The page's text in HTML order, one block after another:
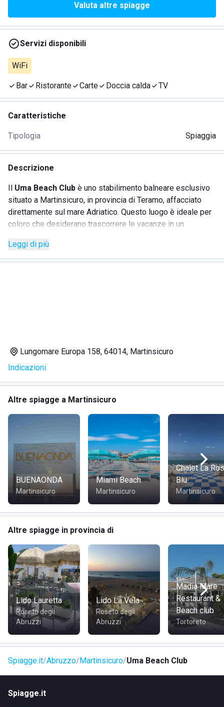
Valuta altre spiagge
Servizi disponibili
WiFi
Bar Ristorante Carte Doccia calda TV
Caratteristiche
Tipologia Spiaggia
Descrizione
Il Uma Beach Club è uno stabilimento balneare esclusivo
situato a Martinsicuro, in provincia di Teramo, affacciato
direttamente sul mare Adriatico. Questo luogo è ideale per
coloro che desiderano trascorrere le vacanze in un
al tramonto. Il club è noto per il suo servizio di noleggio
ombrelloni e per il ristorante di alta qualità, dove si
all'insegna del relax e della spensieratezza.
Noleggio ombrelloni
Eventi musicali e serate
Area relax per famiglie e gruppi
Vista panoramica sul mare
DOVE SI TROVA UMA BEACH CLUB
Il Uma Beach Club si trova a Martinsicuro, nella provincia di
Teramo. La sua posizione sul lungomare garantisce una
splendida vista sull'Adriatico, oltre a essere facilmente
accessibile e vicino al centro abitato della cittadina.
COME RAGGIUNGERE UMA BEACH CLUB
Il Uma Beach Club è facilmente raggiungibile grazie alla sua
posizione sul lungomare di Martinsicuro. Si può arrivare
comodamente a piedi, in bicicletta, in auto o con i mezzi
pubblici, essendo vicino al centro cittadino.
Leggi di più
Lungomare Europa 158, 64014, Martinsicuro
Indicazioni
Altre spiagge a Martinsicuro
BUENAONDA
Martinsicuro
Miami Beach
Martinsicuro
Chalet La
Blu
Martinsicuro
Altre spiagge in provincia di
Lido Lauretta
Roseto degli
Abruzzi
Lido La Vela
Roseto degli
Abruzzi
Madia Mare
Restaurant &
Beach club
Tortoreto
Spiagge.it Abruzzo Martinsicuro Uma Beach Club
Spiagge.it